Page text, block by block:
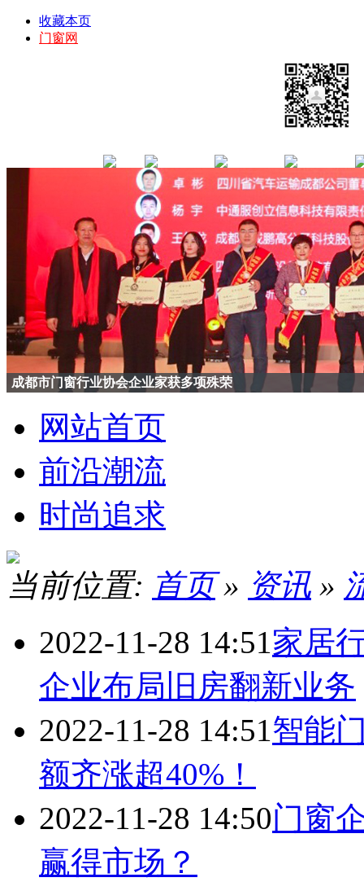
收藏本页
门窗网
成都市门窗行业协会企业家获多项殊荣
网站首页
前沿潮流
时尚追求
当前位置: 首页» 资讯 »
2022-11-28 14:51家居
企业布局旧房翻新业务
2022-11-28 14:51智能
额齐涨超40%！
2022-11-28 14:50门窗
赢得市场？